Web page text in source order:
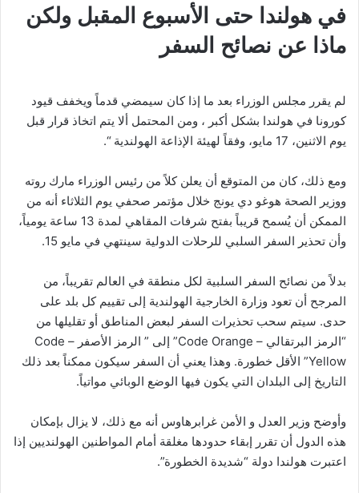
في هولندا حتى الأسبوع المقبل ولكن
ماذا عن نصائح السفر
لم يقرر مجلس الوزراء بعد ما إذا كان سيمضي قدماً ويخفف قيود
كورونا في هولندا بشكل أكبر ، ومن المحتمل ألا يتم اتخاذ قرار قبل
يوم الاثنين، 17 مايو، وفقاً لهيئة الإذاعة الهولندية “.
ومع ذلك، كان من المتوقع أن يعلن كلاً من رئيس الوزراء مارك روته
ووزير الصحة هوغو دي يونج خلال مؤتمر صحفي يوم الثلاثاء أنه من
الممكن أن يُسمح قريباً بفتح شرفات المقاهي لمدة 13 ساعة يومياً،
وأن تحذير السفر السلبي للرحلات الدولية سينتهي في مايو 15.
بدلاً من نصائح السفر السلبية لكل منطقة في العالم تقريباً، من
المرجح أن تعود وزارة الخارجية الهولندية إلى تقييم كل بلد على
حدى. سيتم سحب تحذيرات السفر لبعض المناطق أو تقليلها من
“الرمز البرتقالي – Code Orange” إلى ” الرمز الأصفر – Code
Yellow” الأقل خطورة. وهذا يعني أن السفر سيكون ممكناً بعد ذلك
التاريخ إلى البلدان التي يكون فيها الوضع الوبائي مواتياً.
وأوضح وزير العدل و الأمن غرابرهاوس أنه مع ذلك، لا يزال بإمكان
هذه الدول أن تقرر إبقاء حدودها مغلقة أمام المواطنين الهولنديين إذا
اعتبرت هولندا دولة “شديدة الخطورة”.